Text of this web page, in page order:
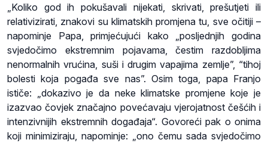
„Koliko god ih pokušavali nijekati, skrivati, prešutjeti ili
relativizirati, znakovi su klimatskih promjena tu, sve očitiji –
napominje Papa, primjećujući kako „posljednjih godina
svjedočimo ekstremnim pojavama, čestim razdobljima
nenormalnih vrućina, suši i drugim vapajima zemlje”, “tihoj
bolesti koja pogađa sve nas”. Osim toga, papa Franjo
ističe: „dokazivo je da neke klimatske promjene koje je
izazvao čovjek značajno povećavaju vjerojatnost češćih i
intenzivnijih ekstremnih događaja“. Govoreći pak o onima
koji minimiziraju, napominje: „ono čemu sada svjedočimo